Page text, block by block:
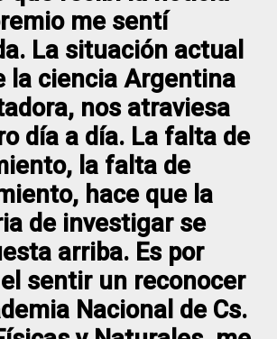
me sentí
La situación actual
la ciencia Argentina
nos atraviesa
día a día. La falta de
la falta de
hace que la
de investigar se
arriba. Es por
sentir un reconocer
Nacional de Cs.